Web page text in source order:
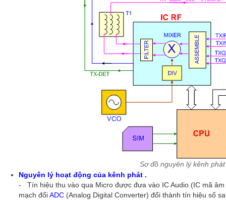
Sơ đồ nguyên lý kênh
Nguyên lý hoạt động của kênh phát .
- Tín hiệu thu vào qua Micro được đưa vào IC Audio (IC mã
mạch đổiADC (Analog Digital Converter) đổi thành tín hiệu số